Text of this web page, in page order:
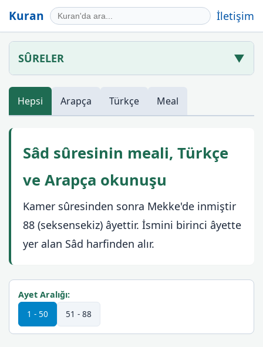
Kuran İletişim
SÛRELER ▼
Hepsi Arapça Türkçe Meal
Sâd sûresinin meali, Türkçe
ve Arapça okunuşu
Kamer sûresinden sonra Mekke'de inmiştir
88 (seksensekiz) âyettir. İsmini birinci âyette
yer alan Sâd harfinden alır.
Ayet Aralığı:
1 - 50
51 - 88